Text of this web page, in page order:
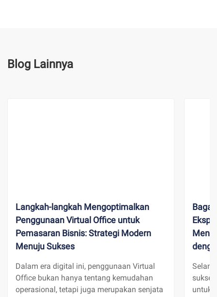
Blog Lainnya
Langkah-langkah Mengoptimalkan
Penggunaan Virtual Office untuk
Pemasaran Bisnis: Strategi Modern
Menuju Sukses
Dalam era digital ini, penggunaan Virtual
Office bukan hanya tentang kemudahan
operasional, tetapi juga merupakan senjata
untuk